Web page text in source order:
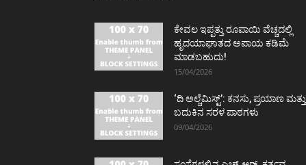
ಕೇವಲ ಇಪ್ಪತ್ತು ರೂಪಾಯಿ ವೆಚ್ಚದಲ್ಲಿ
ಹೃದಯಾಘಾತದ ಅಪಾಯ ಕಡಿಮೆ
ಮಾಡಬಹುದು!
15/04/2026
‘ದಿ ಅಲ್ಚೆಮಿಸ್ಟ್’: ಕನಸು, ಪ್ರಯಾಣ ಮತ್ತು
ಬದುಕಿನ ಸರಳ ಪಾಠಗಳು
09/04/2026